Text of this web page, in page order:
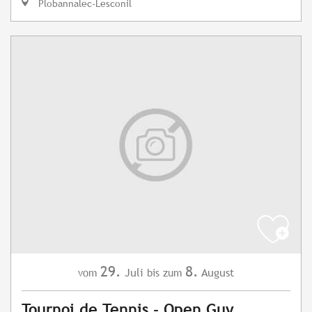
Plobannalec-Lesconil
vom 29. Juli bis zum 8. August